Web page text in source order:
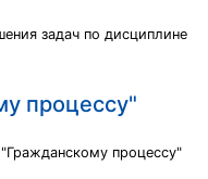
задач по дисциплине
процессу"
процессу"